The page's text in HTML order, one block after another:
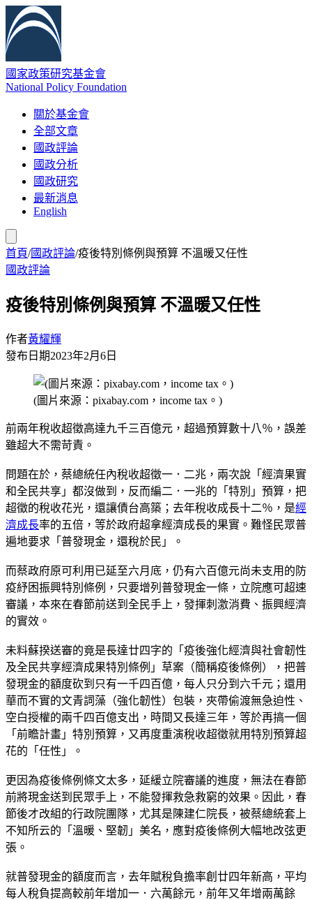
國家政策研究基金會
National Policy Foundation
關於基金會
全部文章
國政評論
國政分析
國政研究
最新消息
English
首頁/國政評論/疫後特別條例與預算 不溫暖又任性
國政評論
疫後特別條例與預算 不溫暖又任性
作者黃耀輝
發布日期2023年2月6日
(圖片來源：pixabay.com，income tax。)
前兩年稅收超徵高達九千三百億元，超過預算數十八％，誤差
雖超大不需苛責。
問題在於，蔡總統任內稅收超徵一．二兆，兩次說「經濟果實
和全民共享」都沒做到，反而編二．一兆的「特別」預算，把
超徵的稅收花光，還讓債台高築；去年稅收成長十二％，是經
濟成長率的五倍，等於政府超拿經濟成長的果實。難怪民眾普
遍地要求「普發現金，還稅於民」。
而蔡政府原可利用已延至六月底，仍有六百億元尚未支用的防
疫紓困振興特別條例，只要增列普發現金一條，立院應可超速
審議，本來在春節前送到全民手上，發揮刺激消費、振興經濟
的實效。
未料蘇揆送審的竟是長達廿四字的「疫後強化經濟與社會韌性
及全民共享經濟成果特別條例」草案（簡稱疫後條例），把普
發現金的額度砍到只有一千四百億，每人只分到六千元；還用
華而不實的文青詞藻（強化韌性）包裝，夾帶偷渡無急迫性、
空白授權的兩千四百億支出，時間又長達三年，等於再搞一個
「前瞻計畫」特別預算，又再度重演稅收超徵就用特別預算超
花的「任性」。
更因為疫後條例條文太多，延緩立院審議的進度，無法在春節
前將現金送到民眾手上，不能發揮救急救窮的效果。因此，春
節後才改組的行政院團隊，尤其是陳建仁院長，被蔡總統套上
不知所云的「溫暖、堅韌」美名，應對疫後條例大幅地改弦更
張。
就普發現金的額度而言，去年賦稅負擔率創廿四年新高，平均
每人稅負提高較前年增加一．六萬餘元，前年又年增兩萬餘